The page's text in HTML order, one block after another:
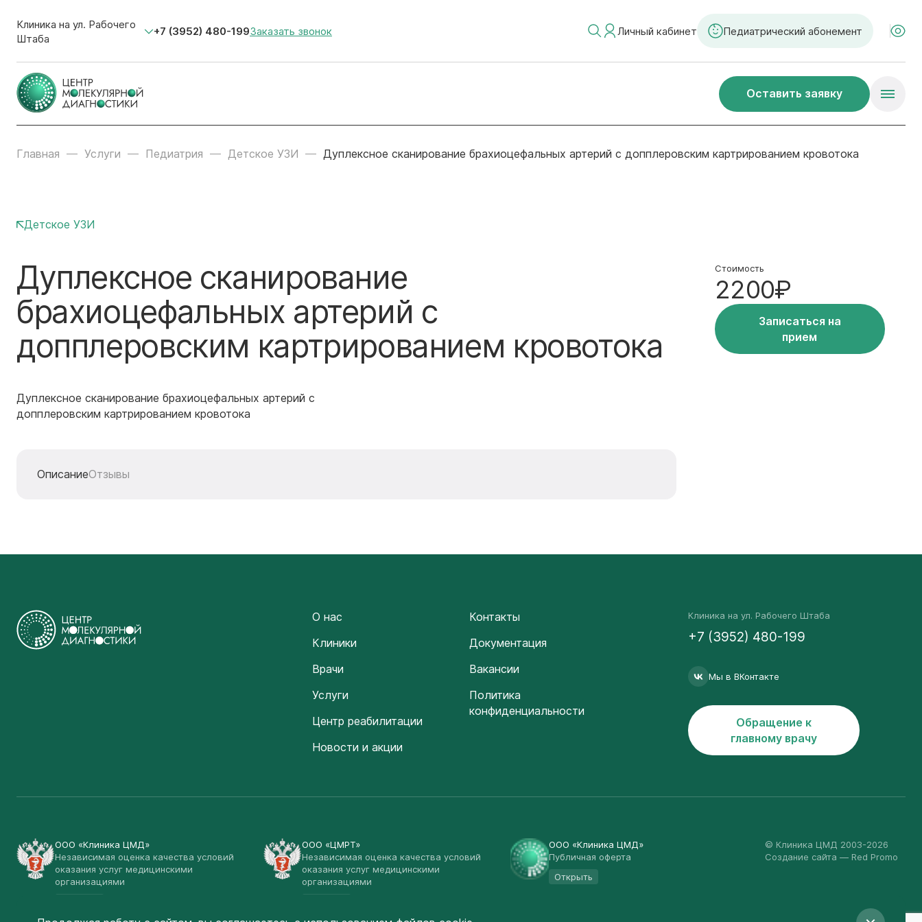
Клиника на ул. Рабочего
Штаба
+7 (3952) 480-199Заказать звонок Личный кабинет Педиатрический абонемент
Оставить заявку
Главная Услуги Педиатрия Детское УЗИ Дуплексное сканирование брахиоцефальных артерий с допплеровским картрированием кровотока
Детское УЗИ
Дуплексное сканирование
брахиоцефальных артерий с
допплеровским картрированием кровотока
Дуплексное сканирование брахиоцефальных артерий с
допплеровским картрированием кровотока
ОписаниеОтзывы
Стоимость
2200₽
Записаться на
прием
О нас
Клиники
Врачи
Услуги
Центр реабилитации
Новости и акции
Контакты
Документация
Вакансии
Политика
конфиденциальности
Клиника на ул. Рабочего Штаба
+7 (3952) 480-199
Мы в ВКонтакте
Обращение к
главному врачу
ООО «Клиника ЦМД»
Независимая оценка качества условий
оказания услуг медицинскими
организациями
ООО «ЦМРТ»
Независимая оценка качества условий
оказания услуг медицинскими
организациями
ООО «Клиника ЦМД»
Публичная оферта
Открыть
© Клиника ЦМД 2003-2026
Создание сайта — Red Promo